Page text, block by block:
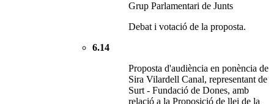
Grup Parlamentari de Junts
Debat i votació de la proposta.
6.14
Proposta d'audiència en ponència de
Sira Vilardell Canal, representant de
Surt - Fundació de Dones, amb
relació a la Proposició de llei de la